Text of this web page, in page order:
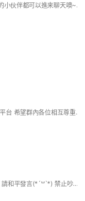
#不活跃#不活跃#不活跃# 打王者的小伙伴都可以進来聊天噢~ “不相干的人請不要進入謝謝。” 加入社群請記得改名方便辨識噢： 系統/大區 - 你的id 群規要看噢
歡迎來到王者榮耀國際服娛樂交流平台 希望群內各位相互尊重 你尊重別人別人就會尊重你 請勿欺負人也別說大話或太常狗叫 都會被管理員示意警告 屢勸不聽會踹離群組 本群有開設活動碼分享聊天室（設定➡️聊天室列表➡️加入）麻煩善用功能避免分享碼佔版面 如果有需要進行宣傳請提前跟管理員告知 得到許可後方可進行宣傳 請不要擅自行動 態度不佳者會直接進行剃除 祝福各位排位上心順利 也能交到志同道合的好夥伴
有玩王者榮耀的友友們可以加進來 請和平發言(*´꒳`*) 禁止吵架、人身攻擊、言語霸凌 若有人不理會口頭警告 則會直接踢出該社群 群主是QQ安卓哦～～ 各個排位段都可以玩哦(⁎⁍̴̛ᴗ⁍̴̛⁎) 如果沒辦法玩娛樂場也是可以的！